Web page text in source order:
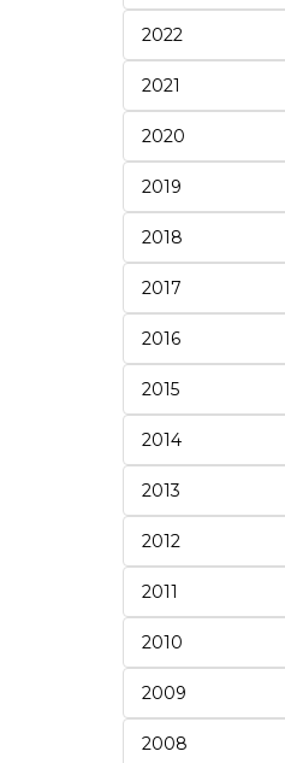
2022
2021
2020
2019
2018
2017
2016
2015
2014
2013
2012
2011
2010
2009
2008